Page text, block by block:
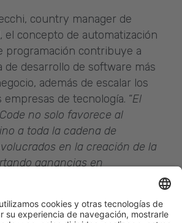
country manager de
el concepto de automatización
programación contribuye a
de desarrollo de software más
además de escalar los
de tecnología. “El
no solo favorece al
a toda la cadena de
en la creación de la
ganancias en
gestión del
Recchi.